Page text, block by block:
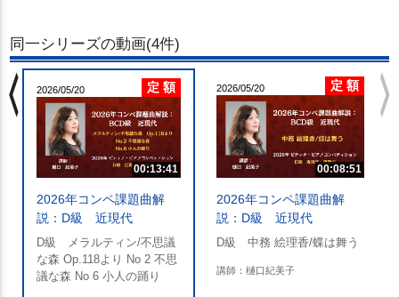
同一シリーズの動画(4件)
2026/05/20 定 額
00:13:41
2026年コンペ課題曲解
説：D級 近現代
D級 メラルティン/不思議
な森 Op.118より No 2 不思
議な森 No 6 小人の踊り
2026/05/20 定 額
00:08:51
2026年コンペ課題曲解
説：D級 近現代
D級 中務 絵理香/蝶は舞う
講師：樋口紀美子
chevron_left chevron_right